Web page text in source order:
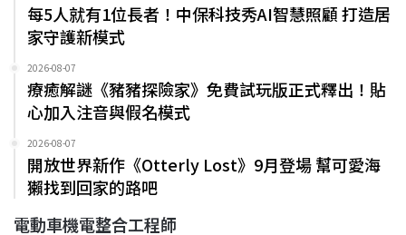
每5人就有1位長者！中保科技秀AI智慧照顧 打造居
家守護新模式
2026-08-07
療癒解謎《豬豬探險家》免費試玩版正式釋出！貼
心加入注音與假名模式
2026-08-07
開放世界新作《Otterly Lost》9月登場 幫可愛海
獺找到回家的路吧
電動車機電整合工程師